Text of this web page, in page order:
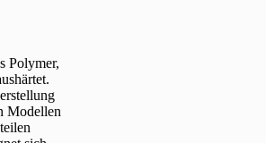
Polymer,
Modellen